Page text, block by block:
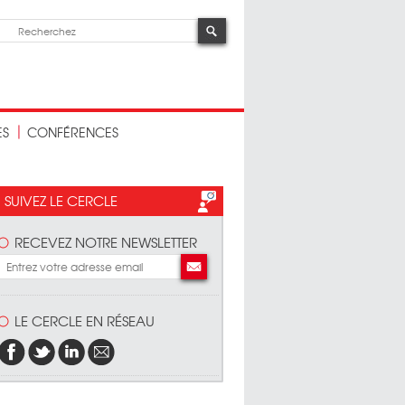
CONFÉRENCES
SUIVEZ LE CERCLE
RECEVEZ NOTRE NEWSLETTER
LE CERCLE EN RÉSEAU